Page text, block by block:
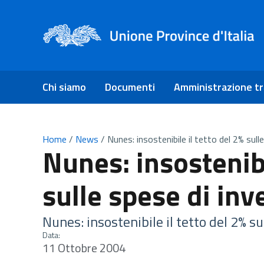
Chi siamo Documenti Amministrazione
Home / News / Nunes: insostenibile il tetto del 2%
Nunes:
sulle spese di
Nunes: insostenibile il tetto del 2%
Data:
11 Ottobre 2004